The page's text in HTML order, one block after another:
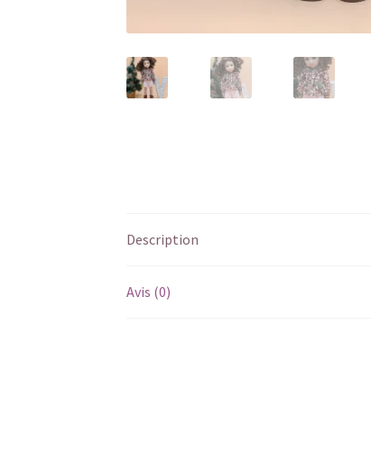
Description
Avis (0)